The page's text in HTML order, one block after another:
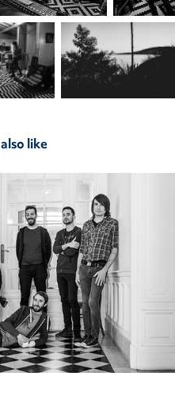
like
Arts Asiatiques